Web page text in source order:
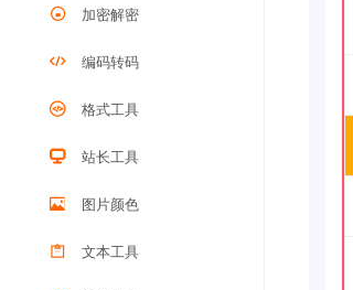
加密解密
编码转码
格式工具
站长工具
图片颜色
文本工具